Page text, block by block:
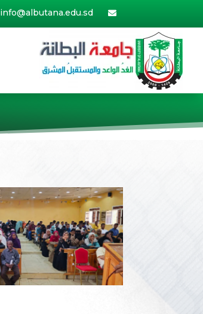

info@albutana.edu.sd